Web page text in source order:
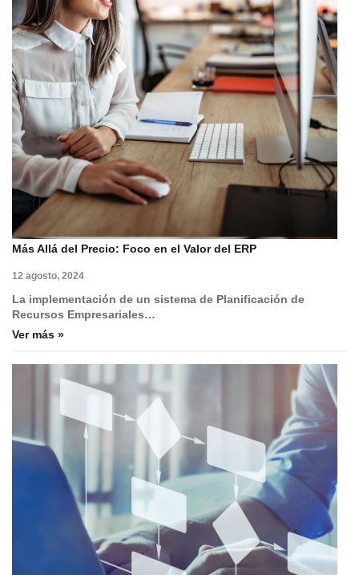
Más Allá del Precio: Foco en el Valor del ERP
12 agosto, 2024
La implementación de un sistema de Planificación de
Recursos Empresariales…
Ver más »